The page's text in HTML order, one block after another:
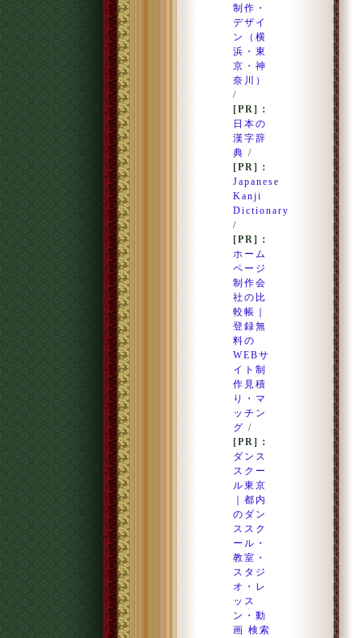
制作・
デザイ
ン（横
浜・東
京・神
奈川）
/
[PR]：
日本の
漢字辞
典 /
[PR]：
Japanese
Kanji
Dictionary
/
[PR]：
ホーム
ページ
制作会
社の比
較帳｜
登録無
料の
WEBサ
イト制
作見積
り・マ
ッチン
グ /
[PR]：
ダンス
スクー
ル東京
｜都内
のダン
ススク
ール・
教室・
スタジ
オ・レ
ッス
ン・動
画 検索